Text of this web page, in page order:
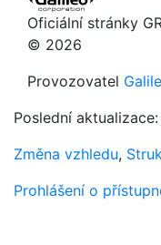
Oficiální stránky
© 2026
Provozovatel
Poslední
Změna vzhledu,
Prohlášení o